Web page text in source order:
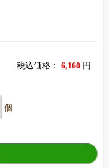
税込価格： 6,160 円
個